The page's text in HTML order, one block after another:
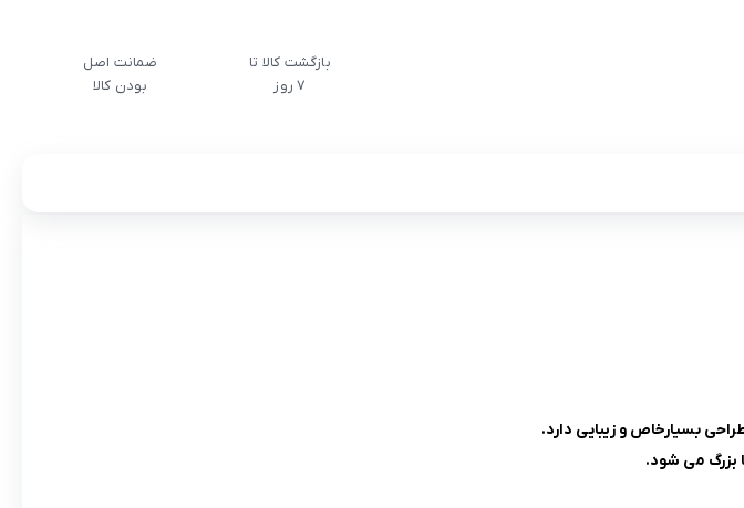
بازگشت کالا تا
7 روز
ضمانت اصل
بودن کالا